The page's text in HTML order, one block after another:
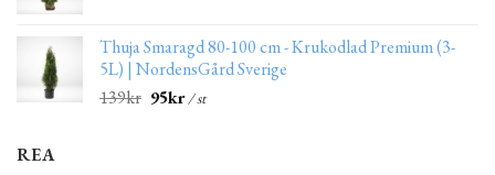
Thuja Smaragd 80-100 cm - Krukodlad Premium (3-
5L) | NordensGård Sverige
139kr 95kr/ st
REA